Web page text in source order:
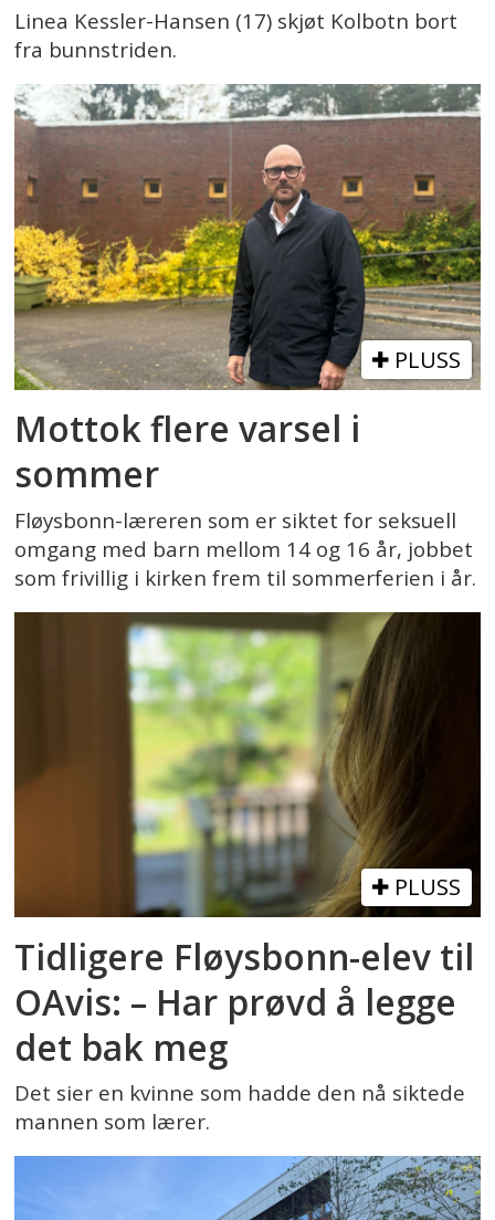
Linea Kessler-Hansen (17) skjøt Kolbotn bort
fra bunnstriden.
PLUSS
Mottok flere varsel i
sommer
Fløysbonn-læreren som er siktet for seksuell
omgang med barn mellom 14 og 16 år, jobbet
som frivillig i kirken frem til sommerferien i år.
PLUSS
Tidligere Fløysbonn-elev til
OAvis: – Har prøvd å legge
det bak meg
Det sier en kvinne som hadde den nå siktede
mannen som lærer.